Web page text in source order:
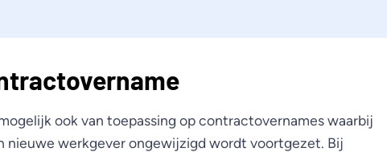
ook van toepassing op contractovernames waarbij
nieuwe werkgever ongewijzigd wordt voortgezet. Bij